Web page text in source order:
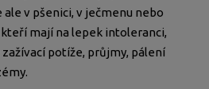
ale v pšenici, v ječmenu nebo
kteří mají na lepek intoleranci,
potíže, průjmy, pálení